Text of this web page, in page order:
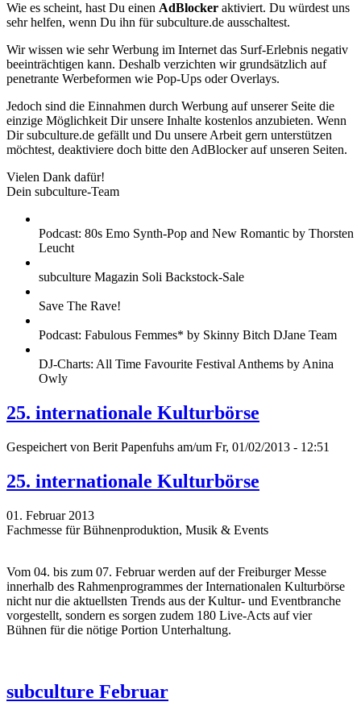
Wie es scheint, hast Du einen AdBlocker aktiviert. Du würdest uns
sehr helfen, wenn Du ihn für subculture.de ausschaltest.
Wir wissen wie sehr Werbung im Internet das Surf-Erlebnis negativ
beeinträchtigen kann. Deshalb verzichten wir grundsätzlich auf
penetrante Werbeformen wie Pop-Ups oder Overlays.
Jedoch sind die Einnahmen durch Werbung auf unserer Seite die
einzige Möglichkeit Dir unsere Inhalte kostenlos anzubieten. Wenn
Dir subculture.de gefällt und Du unsere Arbeit gern unterstützen
möchtest, deaktiviere doch bitte den AdBlocker auf unseren Seiten.
Vielen Dank dafür!
Dein subculture-Team
Podcast: 80s Emo Synth-Pop and New Romantic by Thorsten
Leucht
subculture Magazin Soli Backstock-Sale
Save The Rave!
Podcast: Fabulous Femmes* by Skinny Bitch DJane Team
DJ-Charts: All Time Favourite Festival Anthems by Anina
Owly
25. internationale Kulturbörse
Gespeichert von Berit Papenfuhs am/um Fr, 01/02/2013 - 12:51
25. internationale Kulturbörse
01. Februar 2013
Fachmesse für Bühnenproduktion, Musik & Events
Vom 04. bis zum 07. Februar werden auf der Freiburger Messe
innerhalb des Rahmenprogrammes der Internationalen Kulturbörse
nicht nur die aktuellsten Trends aus der Kultur- und Eventbranche
vorgestellt, sondern es sorgen zudem 180 Live-Acts auf vier
Bühnen für die nötige Portion Unterhaltung.
subculture Februar